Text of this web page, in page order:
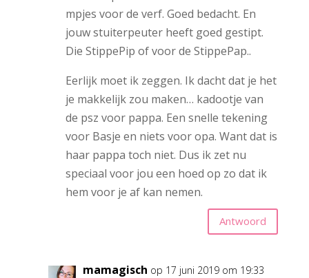
mpjes voor de verf. Goed bedacht. En
jouw stuiterpeuter heeft goed gestipt.
Die StippePip of voor de StippePap..
Eerlijk moet ik zeggen. Ik dacht dat je het
je makkelijk zou maken… kadootje van
de psz voor pappa. Een snelle tekening
voor Basje en niets voor opa. Want dat is
haar pappa toch niet. Dus ik zet nu
speciaal voor jou een hoed op zo dat ik
hem voor je af kan nemen.
Antwoord
mamagisch op 17 juni 2019 om 19:33